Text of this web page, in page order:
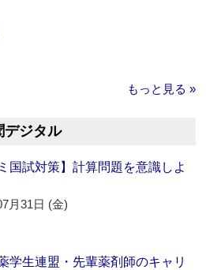
もっと見る »
デジタル
国試対策】計算問題を意識しよ
月31日 (金)
学生連盟・先輩薬剤師のキャリ